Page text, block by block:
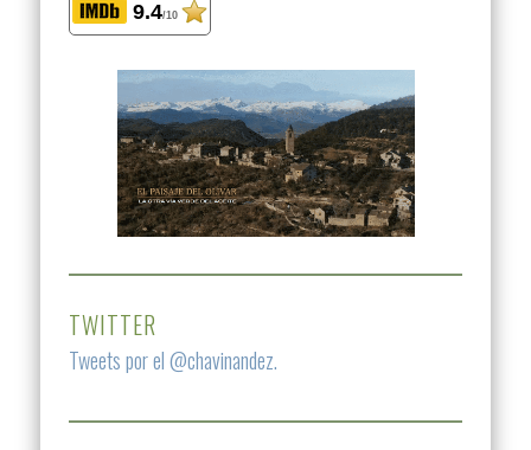
9.4/10
TWITTER
Tweets por el @chavinandez.